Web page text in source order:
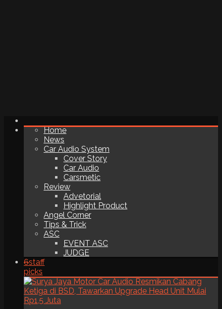
Home
News
Car Audio System
Cover Story
Car Audio
Carsmetic
Review
Advetorial
Highlight Product
Angel Corner
Tips & Trick
ASC
EVENT ASC
JUDGE
6staff
picks